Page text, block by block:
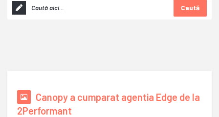
Caută
Canopy a cumparat agentia Edge de la
2Performant